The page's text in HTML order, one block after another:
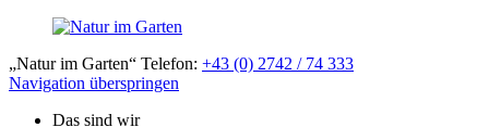
„Natur im Garten“ Telefon: +43 (0) 2742 / 74 333
Navigation überspringen
Das sind wir